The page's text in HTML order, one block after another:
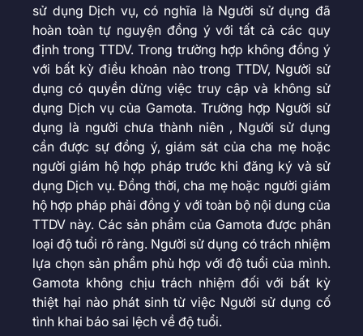
sử dụng Dịch vụ, có nghĩa là Người sử dụng đã
hoàn toàn tự nguyện đồng ý với tất cả các quy
định trong TTDV. Trong trường hợp không đồng ý
với bất kỳ điều khoản nào trong TTDV, Người sử
dụng có quyền dừng việc truy cập và không sử
dụng Dịch vụ của Gamota. Trường hợp Người sử
dụng là người chưa thành niên , Người sử dụng
cần được sự đồng ý, giám sát của cha mẹ hoặc
người giám hộ hợp pháp trước khi đăng ký và sử
dụng Dịch vụ. Đồng thời, cha mẹ hoặc người giám
hộ hợp pháp phải đồng ý với toàn bộ nội dung của
TTDV này. Các sản phẩm của Gamota được phân
loại độ tuổi rõ ràng. Người sử dụng có trách nhiệm
lựa chọn sản phẩm phù hợp với độ tuổi của mình.
Gamota không chịu trách nhiệm đối với bất kỳ
thiệt hại nào phát sinh từ việc Người sử dụng cố
tình khai báo sai lệch về độ tuổi.